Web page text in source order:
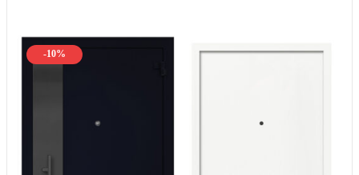
-10%